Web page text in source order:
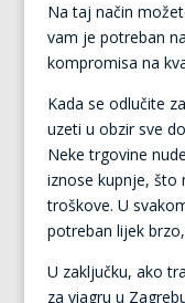
Na taj način
vam je potreban
kompromisa na
Kada se odlučite
uzeti u obzir sve
Neke trgovine
iznose kupnje, što
troškove. U
potreban lijek
U zaključku, ako
za viagru u